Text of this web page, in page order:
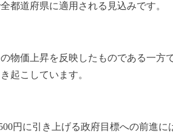
都道府県に適用される見込みです。
物価上昇を反映したものである一方
起こしています。
円に引き上げる政府目標への前進